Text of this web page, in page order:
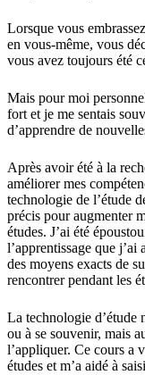
Lorsque vous
en vous-même, vous
vous avez toujours été
Mais pour moi
fort et je me sentais
d’apprendre de
Après avoir été à la
améliorer mes
technologie de l’étude
précis pour augmenter
études. J’ai été
l’apprentissage que
des moyens exacts de
rencontrer pendant les
La technologie d’étude
ou à se souvenir, mais
l’appliquer. Ce cours a
études et m’a aidé à